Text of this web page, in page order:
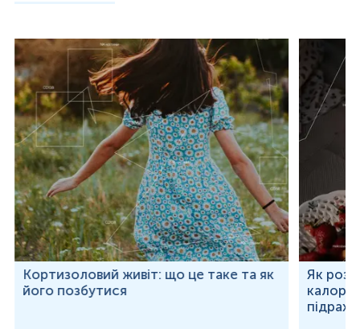
Кортизоловий живіт: що це таке та як
його позбутися
Як